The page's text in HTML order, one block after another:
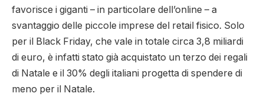
favorisce i giganti – in particolare dell’online – a
svantaggio delle piccole imprese del retail fisico. Solo
per il Black Friday, che vale in totale circa 3,8 miliardi
di euro, è infatti stato già acquistato un terzo dei regali
di Natale e il 30% degli italiani progetta di spendere di
meno per il Natale.